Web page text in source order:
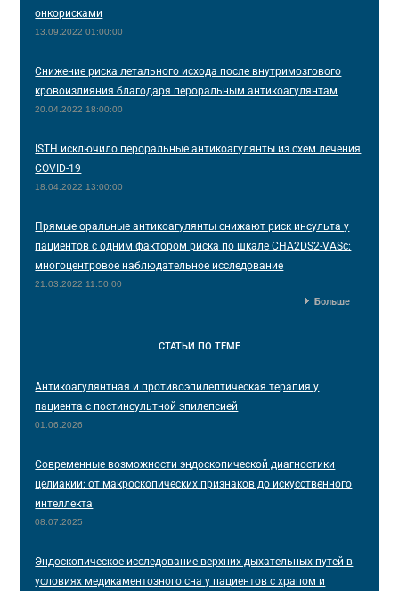
онкорисками
13.09.2022 01:00:00
Снижение риска летального исхода после внутримозгового
кровоизлияния благодаря пероральным антикоагулянтам
20.04.2022 18:00:00
ISTH исключило пероральные антикоагулянты из схем лечения
COVID-19
18.04.2022 13:00:00
Прямые оральные антикоагулянты снижают риск инсульта у
пациентов с одним фактором риска по шкале CHA2DS2-VASc:
многоцентровое наблюдательное исследование
21.03.2022 11:50:00
Больше
СТАТЬИ ПО ТЕМЕ
Антикоагулянтная и противоэпилептическая терапия у
пациента с постинсультной эпилепсией
01.06.2026
Современные возможности эндоскопической диагностики
целиакии: от макроскопических признаков до искусственного
интеллекта
08.07.2025
Эндоскопическое исследование верхних дыхательных путей в
условиях медикаментозного сна у пациентов с храпом и